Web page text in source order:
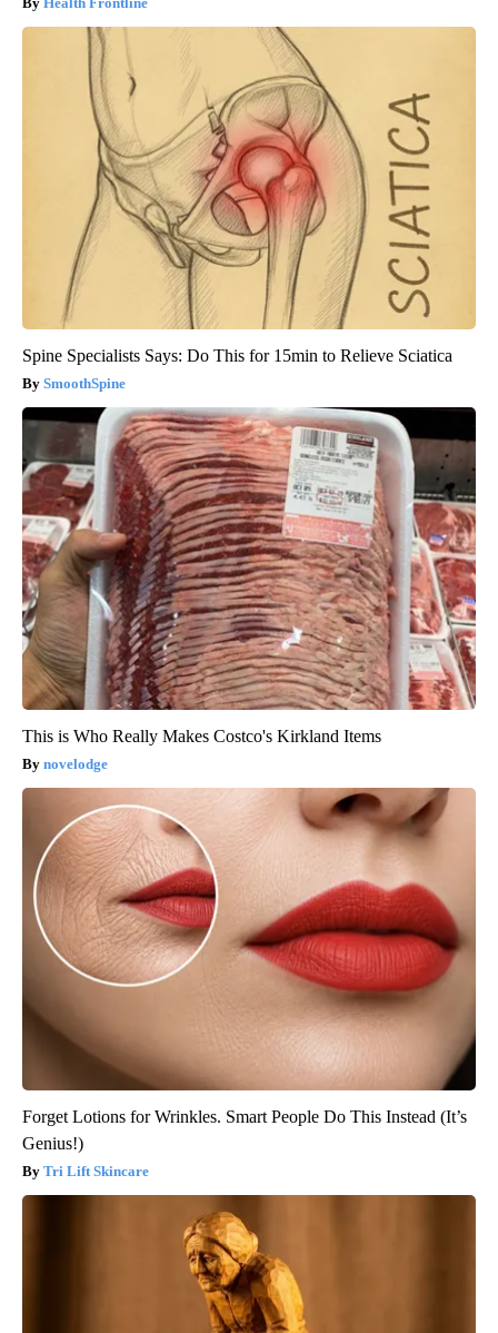
Spine Specialists Says: Do This for 15min to Relieve Sciatica
SmoothSpine
This is Who Really Makes Costco's Kirkland Items
novelodge
Forget Lotions for Wrinkles. Smart People Do This Instead (It’s
Genius!)
Tri Lift Skincare